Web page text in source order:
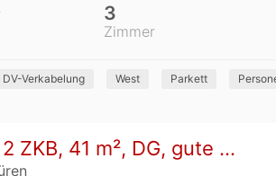
Zimmer
3
DV-Verkabelung West Parkett
ZKB, 41 m², DG, gute ...